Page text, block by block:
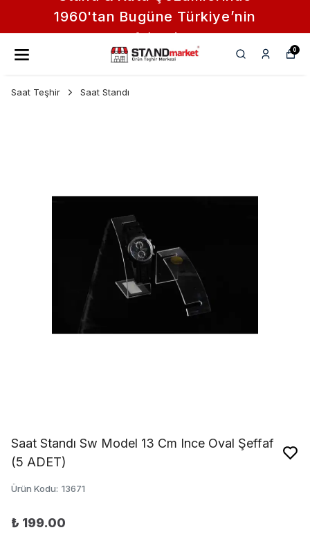
1960'tan Bugüne Türkiye’nin
Adresi
0
Saat Teşhir Saat Standı
Saat Standı Sw Model 13 Cm Ince Oval Şeffaf
(5 ADET)
Ürün Kodu: 13671
₺ 199.00